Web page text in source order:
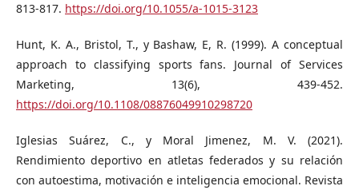
813-817. https://doi.org/10.1055/a-1015-3123
Hunt, K. A., Bristol, T., y Bashaw, E, R. (1999). A conceptual
approach to classifying sports fans. Journal of Services
Marketing, 13(6), 439-452.
https://doi.org/10.1108/08876049910298720
Iglesias Suárez, C., y Moral Jimenez, M. V. (2021).
Rendimiento deportivo en atletas federados y su relación
con autoestima, motivación e inteligencia emocional. Revista